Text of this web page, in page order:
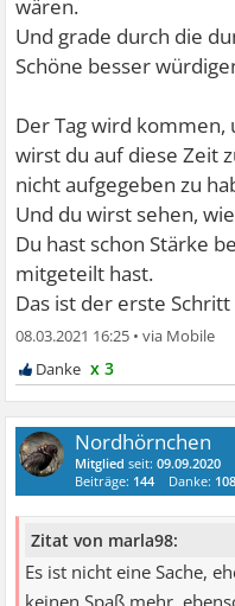
wären.
Und grade durch die
Schöne besser
Der Tag wird kommen,
wirst du auf diese Zeit
nicht aufgegeben zu
Und du wirst sehen,
Du hast schon Stärke
mitgeteilt hast.
Das ist der erste
08.03.2021 16:25 •
x 3
Nordhörnchen
Mitglied seit:09.09.2020
Beiträge: 144 Danke: 108
Zitat von marla98:
Es ist nicht eine Sache,